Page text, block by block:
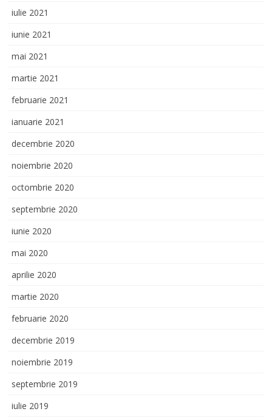
iulie 2021
iunie 2021
mai 2021
martie 2021
februarie 2021
ianuarie 2021
decembrie 2020
noiembrie 2020
octombrie 2020
septembrie 2020
iunie 2020
mai 2020
aprilie 2020
martie 2020
februarie 2020
decembrie 2019
noiembrie 2019
septembrie 2019
iulie 2019